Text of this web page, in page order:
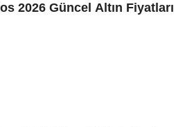
2026 Güncel Altın Fiyatları